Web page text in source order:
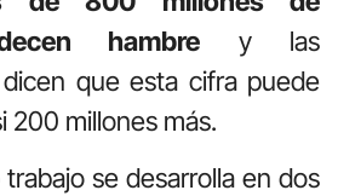
hambre y las
que esta cifra puede
200 millones más.
se desarrolla en dos